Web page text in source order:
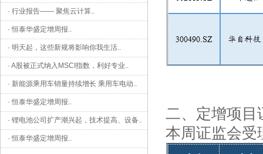
· 行业报告—— 聚焦云计算..
·恒泰华盛定增周报..
· 明天起，这些新规将影响你我生活..
· A股被正式纳入MSCI指数，利好专业..
· 新能源乘用车销量持续增长 乘用车电动..
·恒泰华盛定增周报..
· 锂电池公司扩产潮兴起，技术提高、设备..
·恒泰华盛定增周报..
二、定增项目
本周证监会受